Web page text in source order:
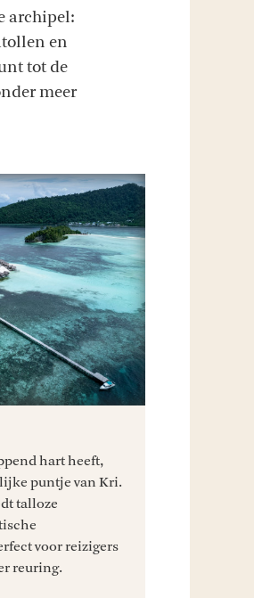
archipel:
en
tot de
meer
hart heeft,
puntje van Kri.
talloze
voor reizigers
reuring.